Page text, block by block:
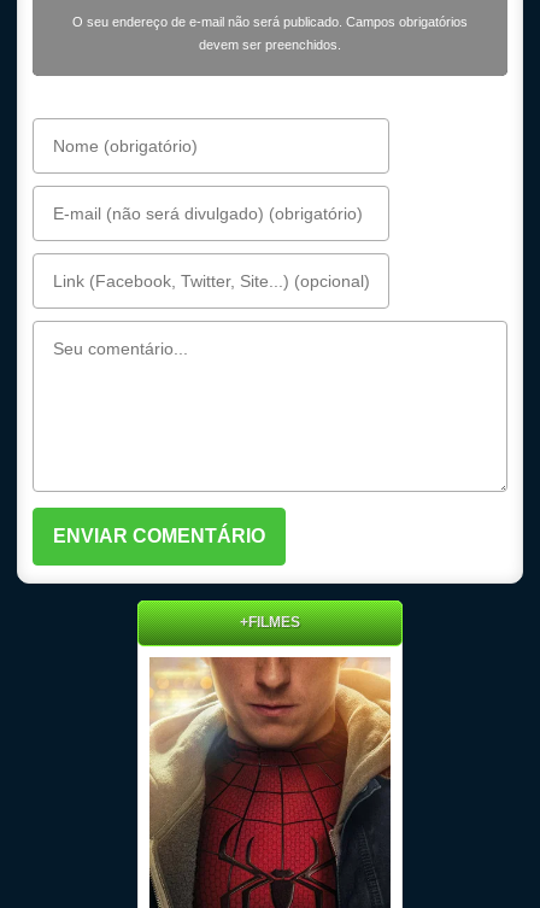
O seu endereço de e-mail não será publicado. Campos obrigatórios
devem ser preenchidos.
+FILMES